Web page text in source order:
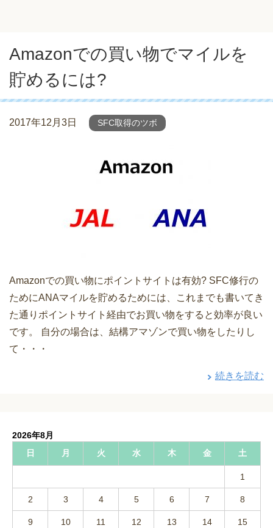
Amazonでの買い物でマイルを
貯めるには?
2017年12月3日 SFC取得のツボ
Amazonでの買い物にポイントサイトは有効? SFC修行の
ためにANAマイルを貯めるためには、これまでも書いてき
た通りポイントサイト経由でお買い物をすると効率が良い
です。 自分の場合は、結構アマゾンで買い物をしたりし
て・・・
続きを読む
2026年8月
日
月 火 水 木 金 土
1
2 3 4 5 6 7 8
9 10 11 12 13 14 15